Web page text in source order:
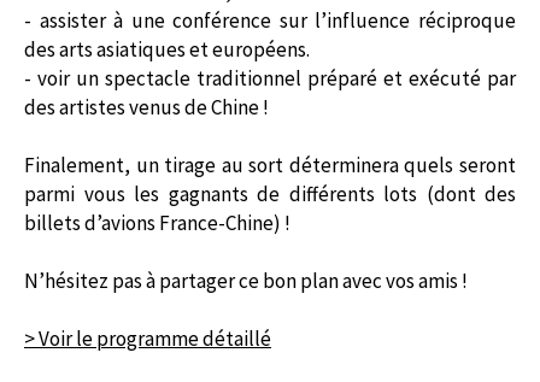
- assister à une conférence sur l’influence réciproque
des arts asiatiques et européens.
- voir un spectacle traditionnel préparé et exécuté par
des artistes venus de Chine !
Finalement, un tirage au sort déterminera quels seront
parmi vous les gagnants de différents lots (dont des
billets d’avions France-Chine) !
N’hésitez pas à partager ce bon plan avec vos amis !
> Voir le programme détaillé